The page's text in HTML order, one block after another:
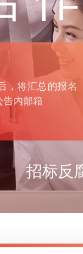
，将汇总的报名
告内邮箱
招标